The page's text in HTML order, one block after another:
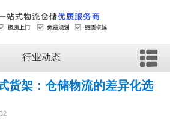
行业动态
货架：仓储物流的差异化选